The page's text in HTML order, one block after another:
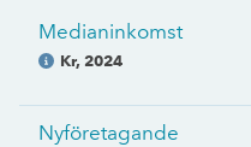
Medianinkomst
Kr, 2024
Nyföretagande